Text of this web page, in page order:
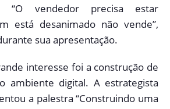
“O vendedor precisa estar
está desanimado não vende”,
sua apresentação.
interesse foi a construção de
ambiente digital. A estrategista
a palestra “Construindo uma